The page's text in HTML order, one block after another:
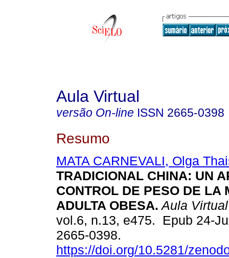
Aula Virtual
versão On-line ISSN 2665-0398
Resumo
MATA CARNEVALI, Olga
TRADICIONAL CHINA: UN
CONTROL DE PESO DE LA
ADULTA OBESA. Aula Virtual
vol.6, n.13, e475. Epub 24-
2665-0398.
https://doi.org/10.5281/